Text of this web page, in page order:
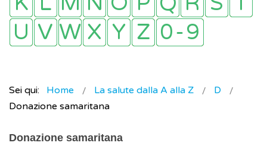
Sei qui: Home La salute dalla A alla Z
D
Donazione samaritana
Donazione samaritana